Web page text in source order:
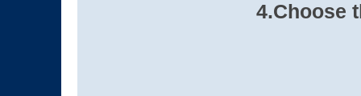
4.Choose